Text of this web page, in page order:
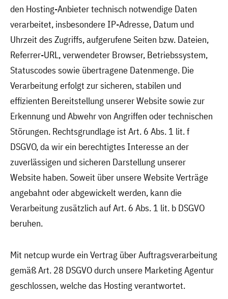
den Hosting-Anbieter technisch notwendige Daten
verarbeitet, insbesondere IP-Adresse, Datum und
Uhrzeit des Zugriffs, aufgerufene Seiten bzw. Dateien,
Referrer-URL, verwendeter Browser, Betriebssystem,
Statuscodes sowie übertragene Datenmenge. Die
Verarbeitung erfolgt zur sicheren, stabilen und
effizienten Bereitstellung unserer Website sowie zur
Erkennung und Abwehr von Angriffen oder technischen
Störungen. Rechtsgrundlage ist Art. 6 Abs. 1 lit. f
DSGVO, da wir ein berechtigtes Interesse an der
zuverlässigen und sicheren Darstellung unserer
Website haben. Soweit über unsere Website Verträge
angebahnt oder abgewickelt werden, kann die
Verarbeitung zusätzlich auf Art. 6 Abs. 1 lit. b DSGVO
beruhen.
Mit netcup wurde ein Vertrag über Auftragsverarbeitung
gemäß Art. 28 DSGVO durch unsere Marketing Agentur
geschlossen, welche das Hosting verantwortet.